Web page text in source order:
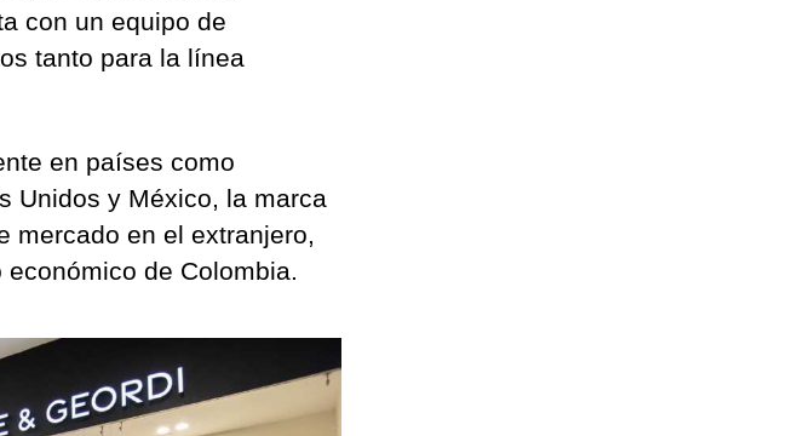
con un equipo de
tanto para la línea
en países como
Unidos y México, la marca
mercado en el extranjero,
de Colombia.